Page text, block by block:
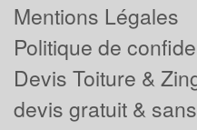
Mentions Légales
Politique de
Devis Toiture &
devis gratuit &